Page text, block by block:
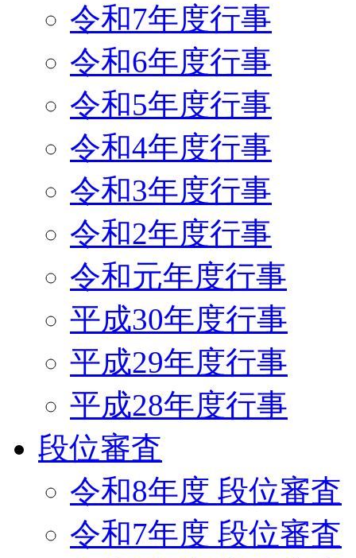
令和7年度行事
令和6年度行事
令和5年度行事
令和4年度行事
令和3年度行事
令和2年度行事
令和元年度行事
平成30年度行事
平成29年度行事
平成28年度行事
段位審査
令和8年度 段位審査
令和7年度 段位審査